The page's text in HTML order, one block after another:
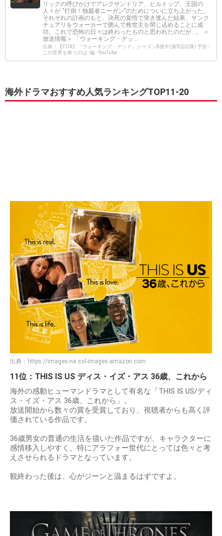
リックの呼びかけでアレクサンドリア、ヒルトップ、王国の
人々が “打倒！独裁者ニーガン”のためについに立ち上がった。
それぞれの計画のもと、決死の覚悟で突き進んだ結果、サンク
チュアリをウォーカーで囲んで救世主を閉じ込めることに成
功。これで恐怖の日々は終わったものと思われたのだが…。 ＜
放送情報＞ 「ウォーキング・デッ...
出典：【FOX】「ウォーキング・デッド」シーズン8後半(第9話以降) 予告 -
この世界を救うのは- 編 - YouTube
海外ドラマおすすめ人気ランキングTOP11-20
出典： https://images-na.ssl-images-amazon.com
11位：THIS IS US ディス・イズ・アス 36歳、これから
海外の感動ヒューマンドラマとして有名な「THIS IS US/ディ
ス・イズ・アス 36歳、これから」。
放送開始から数々の賞を受賞しており、視聴者からも高く評
価されている作品です。
36歳男女の普通の生活を描いた作品ですが、キャラクターに
感情移入しやすく、特にアラフォー世代にとっては色々と考
えさせられるドラマとなっています。
観終わった後は、心がジーンと温まるはずですよ。